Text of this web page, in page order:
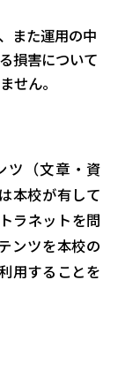
また運用の中
損害について
せん。
ツ（文章・資
本校が有して
ラネットを問
ンツを本校の
用することを